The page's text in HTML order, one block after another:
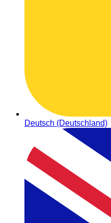
Deutsch (Deutschland)